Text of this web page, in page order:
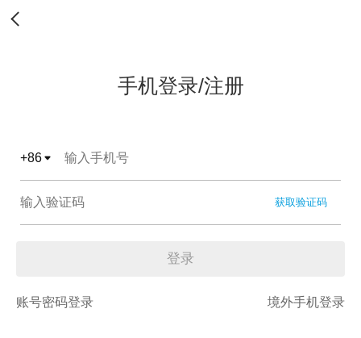
手机登录/注册
+86
获取验证码
登录
账号密码登录 境外手机登录